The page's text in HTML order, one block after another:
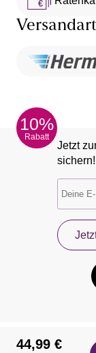
Versandart
10%
Rabatt
Jetzt
sichern!
44,99 €